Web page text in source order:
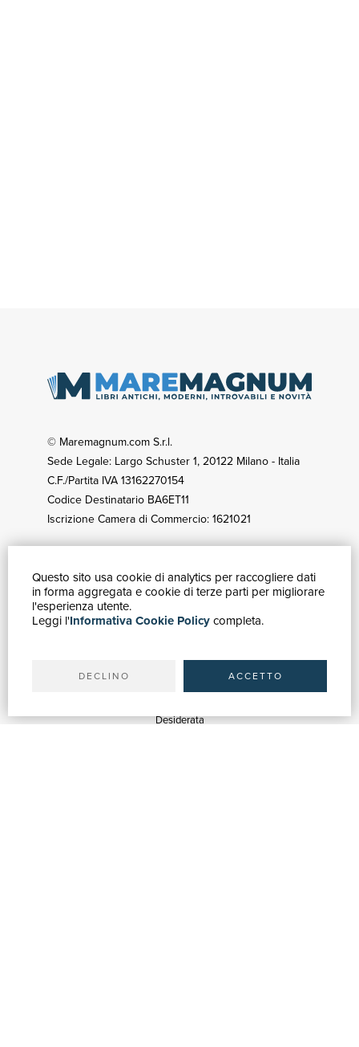
Questo sito usa cookie di analytics per raccogliere dati
in forma aggregata e cookie di terze parti per migliorare
l'esperienza utente.
Leggi l'Informativa Cookie Policycompleta.
DECLINO ACCETTO
© Maremagnum.com S.r.l.
Sede Legale: Largo Schuster 1, 20122 Milano - Italia
C.F./Partita IVA 13162270154
Codice Destinatario BA6ET11
Iscrizione Camera di Commercio: 1621021
GUIDA ACQUISTI
Catalogo
Ricerca avanzata
Spedizioni
Desiderata